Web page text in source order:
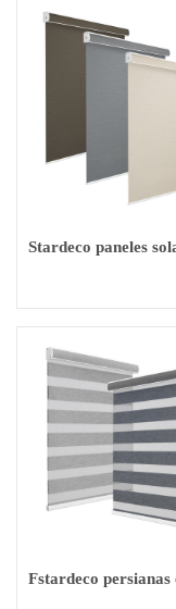
Stardeco paneles
Fstardeco